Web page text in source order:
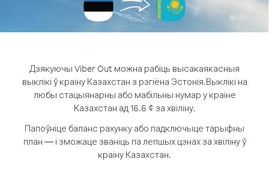
Дзякуючы Viber Out можна рабіць высакаякасныя
выклікі ў краіну Казахстан з рэгіёна Эстонія.Выклікі на
любы стацыянарны або мабільны нумар у краіне
Казахстан ад 16.6 ¢ за хвіліну.
Папоўніце баланс рахунку або падключыце тарыфны
план — і зможаце званіць па лепшых цэнах за хвіліну ў
краіну Казахстан.